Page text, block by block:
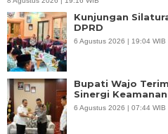
Kunjungan
DPRD
6 Agustus 2026 | 19:04 WIB
Bupati Wajo
Sinergi
6 Agustus 2026 | 07:44 WIB